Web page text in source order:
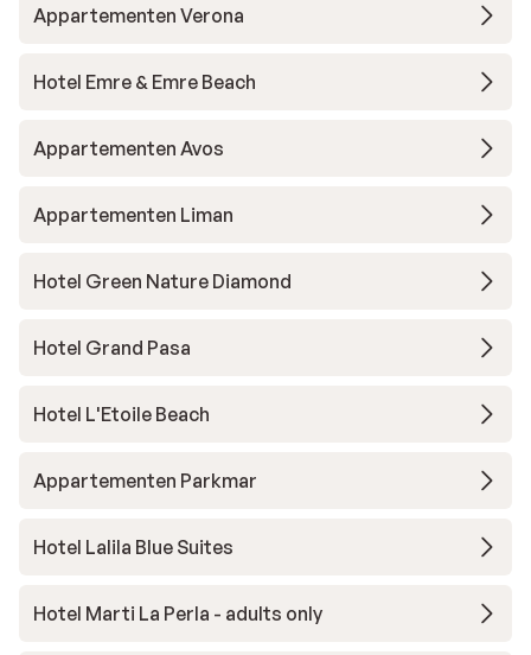
Appartementen Verona
Hotel Emre & Emre Beach
Appartementen Avos
Appartementen Liman
Hotel Green Nature Diamond
Hotel Grand Pasa
Hotel L'Etoile Beach
Appartementen Parkmar
Hotel Lalila Blue Suites
Hotel Marti La Perla - adults only